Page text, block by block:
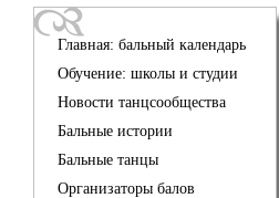
Главная: бальный календарь
Обучение: школы и студии
Новости танцсообщества
Бальные истории
Бальные танцы
Организаторы балов